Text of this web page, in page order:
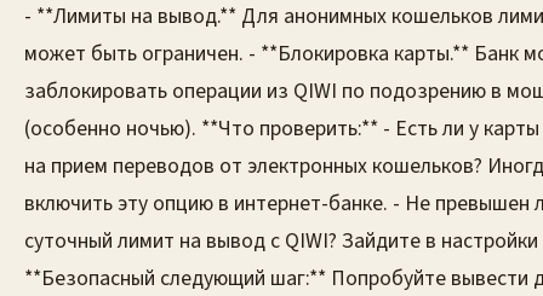
- **Лимиты на вывод.** Для анонимных кошельков
может быть ограничен. - **Блокировка карты.** Банк
заблокировать операции из QIWI по подозрению в
(особенно ночью). **Что проверить:** - Есть ли у
на прием переводов от электронных кошельков?
включить эту опцию в интернет-банке. - Не превышен
суточный лимит на вывод с QIWI? Зайдите в
**Безопасный следующий шаг:** Попробуйте вывести